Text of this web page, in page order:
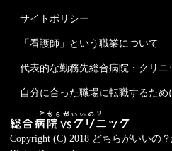
サイトポリシー
「看護師」という職業について
代表的な勤務先総合病院・クリニ
自分に合った職場に転職するため
Copyright (C) 2018 どちらがいいの